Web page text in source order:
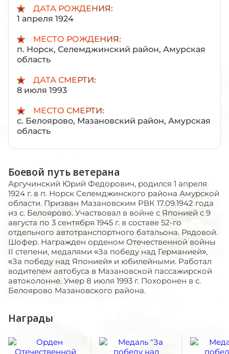
ДАТА РОЖДЕНИЯ:
1 апреля 1924
МЕСТО РОЖДЕНИЯ:
п. Норск, Селемджинский район, Амурская
область
ДАТА СМЕРТИ:
8 июля 1993
МЕСТО СМЕРТИ:
с. Белоярово, Мазановский район, Амурская
область
Боевой путь ветерана
Аргучинский Юрий Федорович, родился 1 апреля
1924 г. в п. Норск Селемджинского района Амурской
области. Призван Мазановским РВК 17.09.1942 года
из с. Белоярово. Участвовал в войне с Японией с 9
августа по 3 сентября 1945 г. в составе 52-го
отдельного автотранспортного батальона. Рядовой.
Шофер. Награжден орденом Отечественной войны
II степени, медалями «За победу над Германией»,
«За победу над Японией» и юбилейными. Работал
водителем автобуса в Мазановской пассажирской
автоколонне. Умер 8 июля 1993 г. Похоронен в с.
Белоярово Мазановского района.
Награды